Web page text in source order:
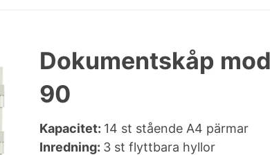
Dokumentskåp
90
Kapacitet: 14 st stående A4 pärmar
Inredning: 3 st flyttbara hyllor